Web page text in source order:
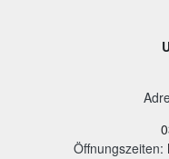
Öffnungszeiten: